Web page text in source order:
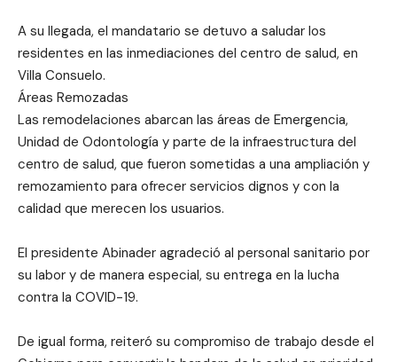
A su llegada, el mandatario se detuvo a saludar los
residentes en las inmediaciones del centro de salud, en
Villa Consuelo.
Áreas Remozadas
Las remodelaciones abarcan las áreas de Emergencia,
Unidad de Odontología y parte de la infraestructura del
centro de salud, que fueron sometidas a una ampliación y
remozamiento para ofrecer servicios dignos y con la
calidad que merecen los usuarios.
El presidente Abinader agradeció al personal sanitario por
su labor y de manera especial, su entrega en la lucha
contra la COVID-19.
De igual forma, reiteró su compromiso de trabajo desde el